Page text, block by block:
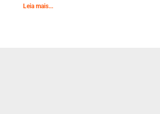
Leia mais...